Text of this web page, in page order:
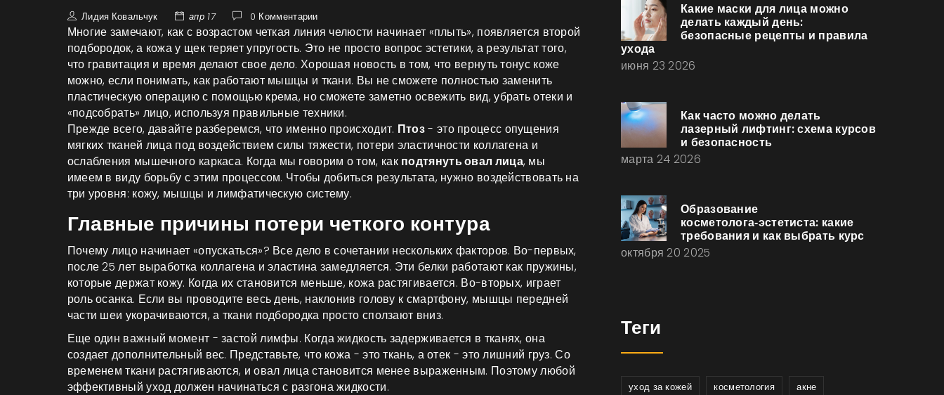
Лидия Ковальчук апр 17 0 Комментарии
Многие замечают, как с возрастом четкая линия челюсти начинает «плыть», появляется второй
подбородок, а кожа у щек теряет упругость. Это не просто вопрос эстетики, а результат того,
что гравитация и время делают свое дело. Хорошая новость в том, что вернуть тонус коже
можно, если понимать, как работают мышцы и ткани. Вы не сможете полностью заменить
пластическую операцию с помощью крема, но сможете заметно освежить вид, убрать отеки и
«подсобрать» лицо, используя правильные техники.
Прежде всего, давайте разберемся, что именно происходит. Птоз- это процесс опущения
мягких тканей лица под воздействием силы тяжести, потери эластичности коллагена и
ослабления мышечного каркаса. Когда мы говорим о том, как подтянуть овал лица, мы
имеем в виду борьбу с этим процессом. Чтобы добиться результата, нужно воздействовать на
три уровня: кожу, мышцы и лимфатическую систему.
Главные причины потери четкого контура
Почему лицо начинает «опускаться»? Все дело в сочетании нескольких факторов. Во-первых,
после 25 лет выработка коллагена и эластина замедляется. Эти белки работают как пружины,
которые держат кожу. Когда их становится меньше, кожа растягивается. Во-вторых, играет
роль осанка. Если вы проводите весь день, наклонив голову к смартфону, мышцы передней
части шеи укорачиваются, а ткани подбородка просто сползают вниз.
Еще один важный момент - застой лимфы. Когда жидкость задерживается в тканях, она
создает дополнительный вес. Представьте, что кожа - это ткань, а отек - это лишний груз. Со
временем ткани растягиваются, и овал лица становится менее выраженным. Поэтому любой
эффективный уход должен начинаться с разгона жидкости.
Какие маски для лица можно
делать каждый день:
безопасные рецепты и правила
ухода
июня 23 2026
Как часто можно делать
лазерный лифтинг: схема курсов
и безопасность
марта 24 2026
Образование
косметолога‑эстетиста: какие
требования и как выбрать курс
октября 20 2025
Теги
уход за кожей косметология акне